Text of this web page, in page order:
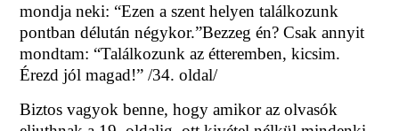
mondja neki: “Ezen a szent helyen találkozunk
pontban délután négykor.”Bezzeg én? Csak annyit
mondtam: “Találkozunk az étteremben, kicsim.
Érezd jól magad!” /34. oldal/
Biztos vagyok benne, hogy amikor az olvasók